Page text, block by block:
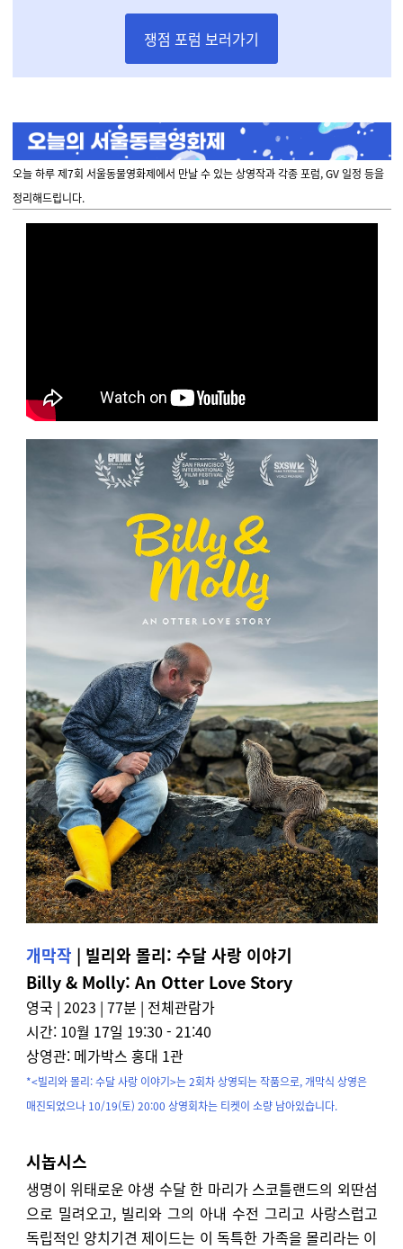
쟁점 포럼 보러가기
오늘 하루 제7회 서울동물영화제에서 만날 수 있는 상영작과 각종 포럼, GV 일정 등을
정리해드립니다.
개막작 | 빌리와 몰리: 수달 사랑 이야기
Billy & Molly: An Otter Love Story
영국 | 2023 | 77분 | 전체관람가
시간: 10월 17일 19:30 - 21:40
상영관: 메가박스 홍대 1관
*<빌리와 몰리: 수달 사랑 이야기>는 2회차 상영되는 작품으로, 개막식 상영은
매진되었으나 10/19(토) 20:00 상영회차는 티켓이 소량 남아있습니다.
시놉시스
생명이 위태로운 야생 수달 한 마리가 스코틀랜드의 외딴섬
으로 밀려오고, 빌리와 그의 아내 수전 그리고 사랑스럽고
독립적인 양치기견 제이드는 이 독특한 가족을 몰리라는 이